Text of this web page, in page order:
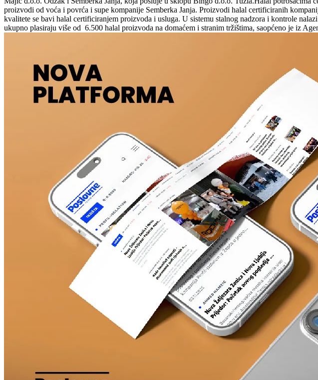
proizvodi od voća i povrća i supe kompanije Semberka Janja. Proizvodi halal certificiranih
kvalitete se bavi halal certificiranjem proizvoda i usluga. U sistemu stalnog nadzora i kontrole
ukupno plasiraju više od 6.500 halal proizvoda na domaćem i stranim tržištima, saopćeno je iz